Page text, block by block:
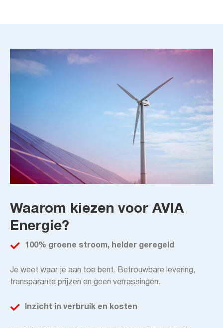
Waarom kiezen voor AVIA
Energie?
100% groene stroom, helder geregeld
Je weet waar je aan toe bent. Betrouwbare levering,
transparante prijzen en geen verrassingen.
Inzicht in verbruik en kosten